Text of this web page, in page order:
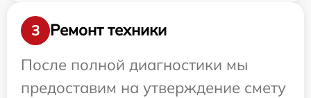
3
Ремонт техники
После полной диагностики мы
предоставим на утверждение смету